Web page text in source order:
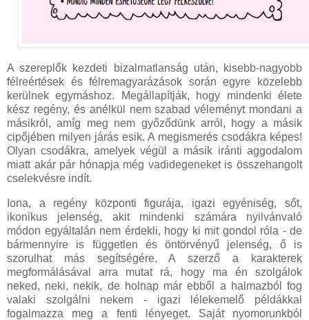
A szereplők kezdeti bizalmatlanság után, kisebb-nagyobb
félreértések és félremagyarázások során egyre közelebb
kerülnek egymáshoz. Megállapítják, hogy mindenki élete
kész regény, és anélkül nem szabad véleményt mondani a
másikról, amíg meg nem győződünk arról, hogy a másik
cipőjében milyen járás esik. A megismerés csodákra képes!
Olyan csodákra, amelyek végül a másik iránti aggodalom
miatt akár pár hónapja még vadidegeneket is összehangolt
cselekvésre indít.
Iona, a regény központi figurája, igazi egyéniség, sőt,
ikonikus jelenség, akit mindenki számára nyilvánvaló
módon egyáltalán nem érdekli, hogy ki mit gondol róla - de
bármennyire is független és öntörvényű jelenség, ő is
szorulhat más segítségére. A szerző a karakterek
megformálásával arra mutat rá, hogy ma én szolgálok
neked, neki, nekik, de holnap már ebből a halmazból fog
valaki szolgálni nekem - igazi lélekemelő példákkal
fogalmazza meg a fenti lényeget. Saját nyomorunkból